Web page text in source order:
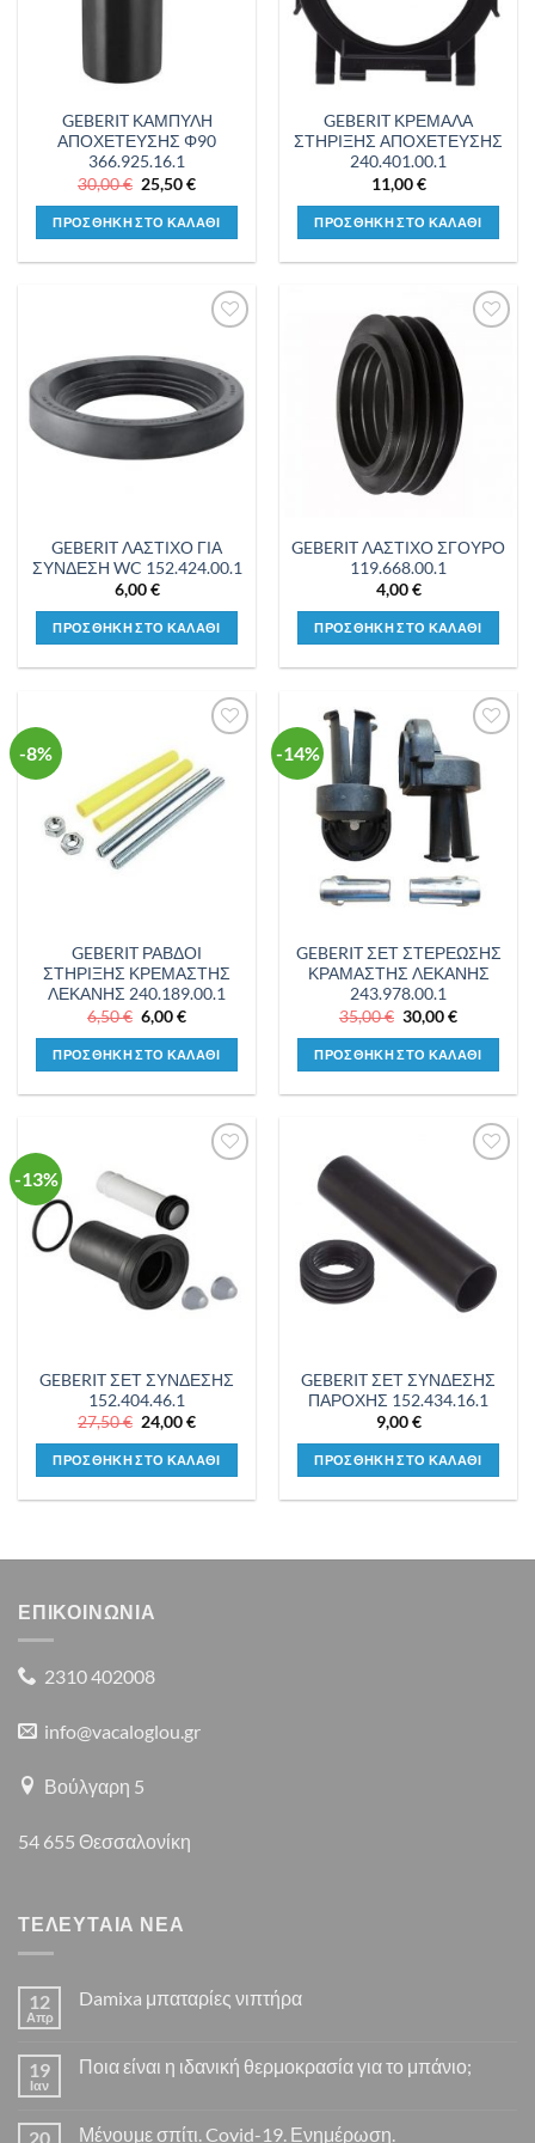
GEBERIT ΚΑΜΠΥΛΗ
ΑΠΟΧΕΤΕΥΣΗΣ Φ90
366.925.16.1
30,00€ Original
price
was:
30,00 €.
25,50€Η
τιμή
είναι:
25,50 €.
ΠΡΟΣΘΗΚΗ ΣΤΟ ΚΑΛΑΘΙ
GEBERIT ΚΡΕΜΑΛΑ
ΣΤΗΡΙΞΗΣ ΑΠΟΧΕΤΕΥΣΗΣ
240.401.00.1
11,00€
ΠΡΟΣΘΗΚΗ ΣΤΟ ΚΑΛΑΘΙ
στη λίστα
επιθυμιών
GEBERIT ΛΑΣΤΙΧΟ ΓΙΑ
ΣΥΝΔΕΣΗ WC 152.424.00.1
6,00€
ΠΡΟΣΘΗΚΗ ΣΤΟ ΚΑΛΑΘΙ
Προσθήκη
στη λίστα
επιθυμιών
GEBERIT ΛΑΣΤΙΧΟ ΣΓΟΥΡΟ
119.668.00.1
4,00€
ΠΡΟΣΘΗΚΗ ΣΤΟ ΚΑΛΑΘΙ
-8%
Προσθήκη
στη λίστα
επιθυμιών
GEBERIT ΡΑΒΔΟΙ
ΣΤΗΡΙΞΗΣ ΚΡΕΜΑΣΤΗΣ
ΛΕΚΑΝΗΣ 240.189.00.1
6,50€ Original
price
was:
6,50 €.
6,00€Η
τιμή
είναι:
6,00 €.
ΠΡΟΣΘΗΚΗ ΣΤΟ ΚΑΛΑΘΙ
-14%
Προσθήκη
στη λίστα
επιθυμιών
GEBERIT ΣΕΤ ΣΤΕΡΕΩΣΗΣ
ΚΡΑΜΑΣΤΗΣ ΛΕΚΑΝΗΣ
243.978.00.1
35,00€ Original
price
was:
35,00 €.
30,00€Η
τιμή
είναι:
30,00 €.
ΠΡΟΣΘΗΚΗ ΣΤΟ ΚΑΛΑΘΙ
-13%
στη λίστα
επιθυμιών
GEBERIT ΣΕΤ ΣΥΝΔΕΣΗΣ
152.404.46.1
27,50€ Original
price
was:
27,50 €.
24,00€Η
τιμή
είναι:
24,00 €.
ΠΡΟΣΘΗΚΗ ΣΤΟ ΚΑΛΑΘΙ
GEBERIT ΣΕΤ ΣΥΝΔΕΣΗΣ
ΠΑΡΟΧΗΣ 152.434.16.1
9,00€
ΠΡΟΣΘΗΚΗ ΣΤΟ ΚΑΛΑΘΙ
ΕΠΙΚΟΙΝΩΝΙΑ
2310 402008
info@vacaloglou.gr
Βούλγαρη 5
54 655 Θεσσαλονίκη
ΤΕΛΕΥΤΑΙΑ ΝΕΑ
12
Απρ
Damixa μπαταρίες νιπτήρα
στο
19
Ιαν
Ποια είναι η ιδανική θερμοκρασία για το μπάνιο;
στο
20 Μένουμε σπίτι. Covid-19. Ενημέρωση.